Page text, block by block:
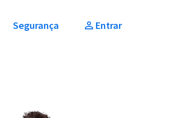
Segurança Entrar